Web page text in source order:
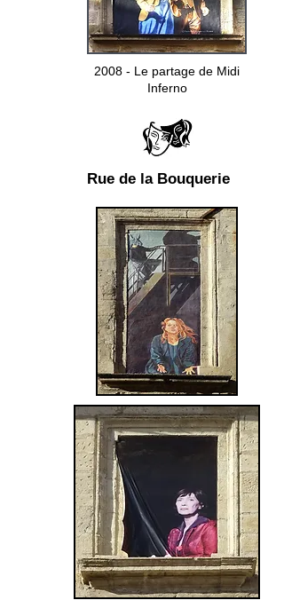
2008 - Le partage de Midi
Inferno
Rue de la Bouquerie